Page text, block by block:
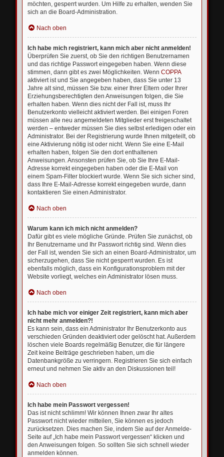
möchten, gesperrt wurden. Um Hilfe zu erhalten, wenden Sie
sich an die Board-Administration.
Nach oben
Ich habe mich registriert, kann mich aber nicht anmelden!
Überprüfen Sie zuerst, ob Sie den richtigen Benutzernamen
und das richtige Passwort eingegeben haben. Wenn diese
stimmen, dann gibt es zwei Möglichkeiten. WennCOPPA
aktiviert ist und Sie angegeben haben, dass Sie unter 13
Jahre alt sind, müssen Sie bzw. einer Ihrer Eltern oder Ihrer
Erziehungsberechtigten den Anweisungen folgen, die Sie
erhalten haben. Wenn dies nicht der Fall ist, muss Ihr
Benutzerkonto vielleicht aktiviert werden. Bei einigen Foren
müssen alle neu angemeldeten Mitglieder erst freigeschaltet
werden – entweder müssen Sie dies selbst erledigen oder ein
Administrator. Bei der Registrierung wurde Ihnen mitgeteilt, ob
eine Aktivierung nötig ist oder nicht. Wenn Sie eine E-Mail
erhalten haben, folgen Sie den dort enthaltenen
Anweisungen. Ansonsten prüfen Sie, ob Sie Ihre E-Mail-
Adresse korrekt eingegeben haben oder die E-Mail von
einem Spam-Filter blockiert wurde. Wenn Sie sich sicher sind,
dass Ihre E-Mail-Adresse korrekt eingegeben wurde, dann
kontaktieren Sie einen Administrator.
Nach oben
Warum kann ich mich nicht anmelden?
Dafür gibt es viele mögliche Gründe. Prüfen Sie zunächst, ob
Ihr Benutzername und Ihr Passwort richtig sind. Wenn dies
der Fall ist, wenden Sie sich an einen Board-Administrator, um
sicherzugehen, dass Sie nicht gesperrt wurden. Es ist
ebenfalls möglich, dass ein Konfigurationsproblem mit der
Website vorliegt, welches ein Administrator lösen muss.
Nach oben
Ich habe mich vor einiger Zeit registriert, kann mich aber
nicht mehr anmelden?!
Es kann sein, dass ein Administrator Ihr Benutzerkonto aus
verschieden Gründen deaktiviert oder gelöscht hat. Außerdem
löschen viele Boards regelmäßig Benutzer, die für längere
Zeit keine Beiträge geschrieben haben, um die
Datenbankgröße zu verringern. Registrieren Sie sich einfach
erneut und nehmen Sie aktiv an den Diskussionen teil!
Nach oben
Ich habe mein Passwort vergessen!
Das ist nicht schlimm! Wir können Ihnen zwar Ihr altes
Passwort nicht wieder mitteilen, Sie können es jedoch
zurücksetzen. Dies machen Sie, indem Sie auf der Anmelde-
Seite auf „Ich habe mein Passwort vergessen“ klicken und
den Anweisungen folgen. So sollten Sie sich schnell wieder
anmelden können.